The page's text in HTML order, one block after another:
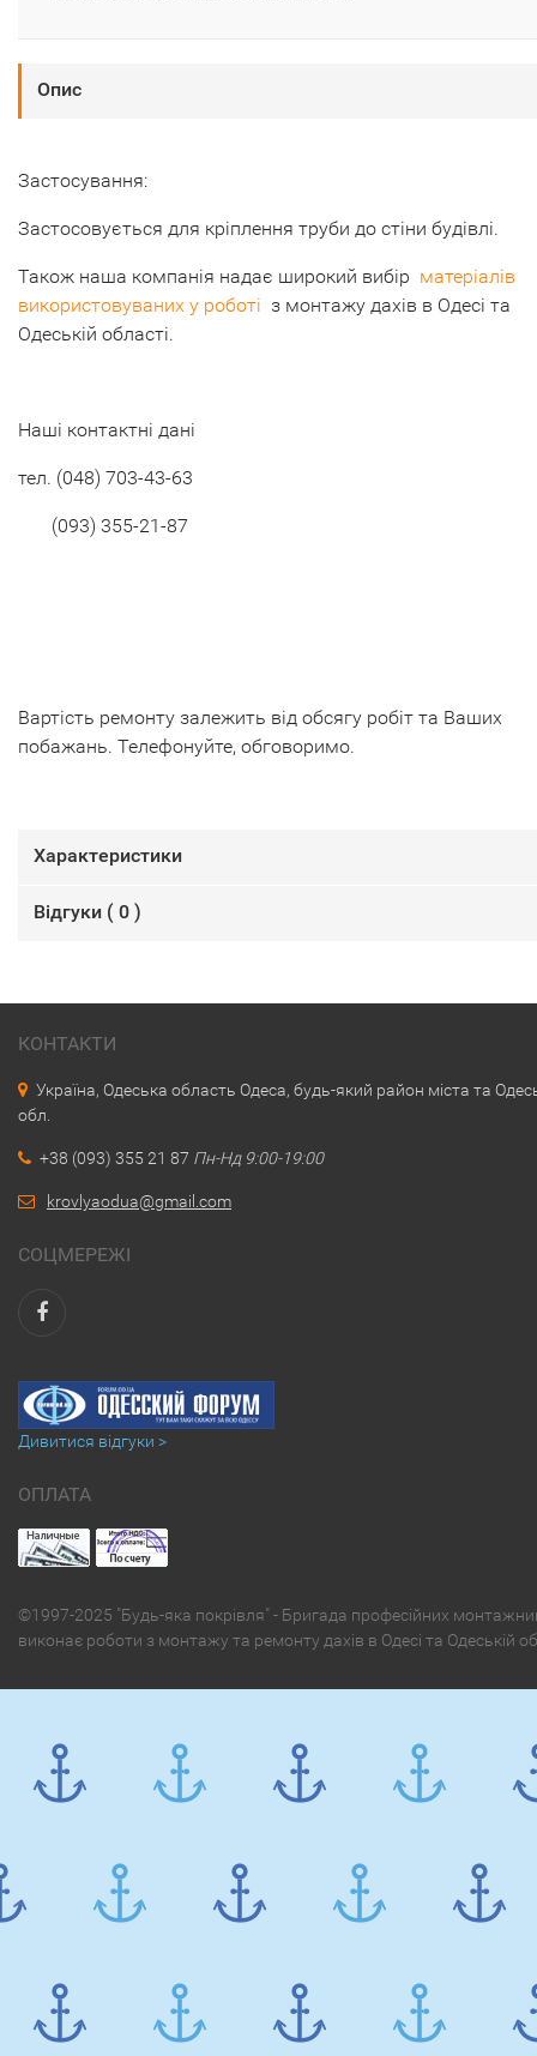
Опис
Застосування:
Застосовується для кріплення труби до стіни будівлі.
Також наша компанія надає широкий вибір матеріалів
використовуваних у роботі з монтажу дахів в Одесі та
Одеській області.
Наші контактні дані
тел. (048) 703-43-63
(093) 355-21-87
Вартість ремонту залежить від обсягу робіт та Ваших
побажань. Телефонуйте, обговоримо.
Характеристики
Відгуки ( 0 )
КОНТАКТИ
Україна, Одеська область Одеса, будь-який район міста та
обл.
+38 (093) 355 21 87 Пн-Нд 9:00-19:00
krovlyaodua@gmail.com
СОЦМЕРЕЖІ
Дивитися відгуки >
ОПЛАТА
©1997-2025 "Будь-яка покрівля" - Бригада професійних
виконає роботи з монтажу та ремонту дахів в Одесі та Одеській